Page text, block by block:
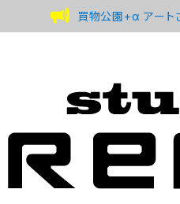
買物公園+α アー